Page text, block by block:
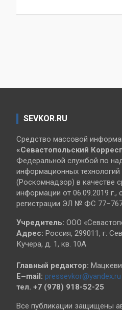
SEVKOR.RU
Средство массовой
«Севастопольский
Федеральной службой по
информационных
(Роскомнадзор) в качестве
информации от 06.09.2019 г.,
регистрации ЭЛ № ФС
Учредитель: ООО
Адрес: Россия, 299011, г.
Кучера, д. 1, кв. 10А
Главный редактор:
E–mail: pressevkor@yandex.ru
тел. +7 (978) 918-52-25
Все публикации защищены